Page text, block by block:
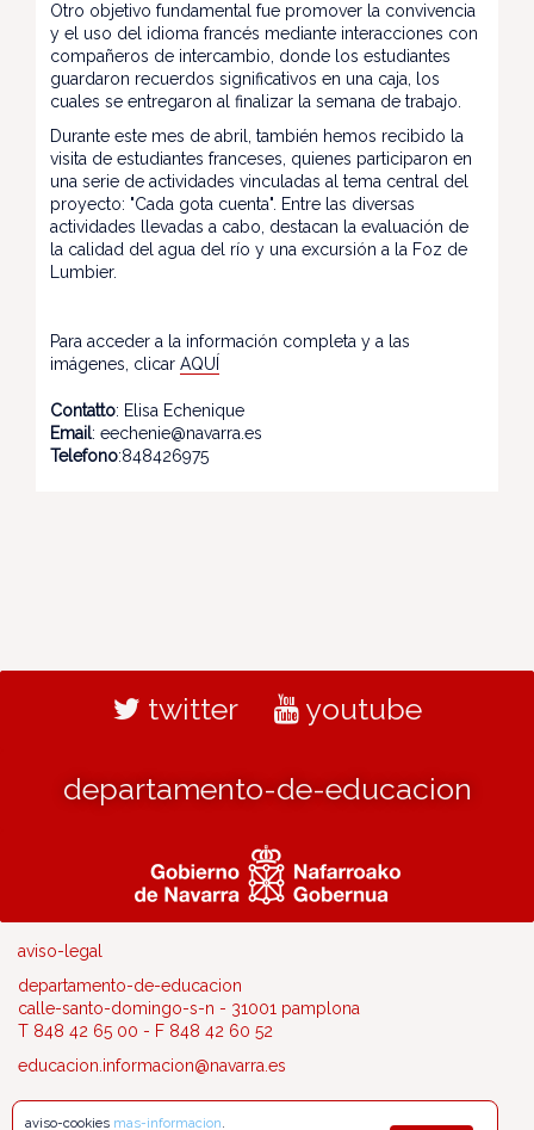
Otro objetivo fundamental fue promover la convivencia
y el uso del idioma francés mediante interacciones con
compañeros de intercambio, donde los estudiantes
guardaron recuerdos significativos en una caja, los
cuales se entregaron al finalizar la semana de trabajo.
Durante este mes de abril, también hemos recibido la
visita de estudiantes franceses, quienes participaron en
una serie de actividades vinculadas al tema central del
proyecto: "Cada gota cuenta". Entre las diversas
actividades llevadas a cabo, destacan la evaluación de
la calidad del agua del río y una excursión a la Foz de
Lumbier.
Para acceder a la información completa y a las
imágenes, clicar AQUÍ
Contatto: Elisa Echenique
Email: eechenie@navarra.es
Telefono:848426975
twitter youtube
departamento-de-educacion
aviso-legal
departamento-de-educacion
calle-santo-domingo-s-n - 31001 pamplona
T 848 42 65 00 - F 848 42 60 52
educacion.informacion@navarra.es
aviso-cookies mas-informacion.